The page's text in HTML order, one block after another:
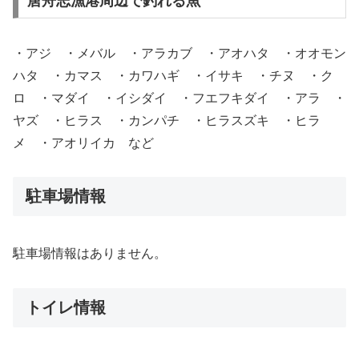
・アジ ・メバル ・アラカブ ・アオハタ ・オオモン
ハタ ・カマス ・カワハギ ・イサキ ・チヌ ・ク
ロ ・マダイ ・イシダイ ・フエフキダイ ・アラ ・
ヤズ ・ヒラス ・カンパチ ・ヒラスズキ ・ヒラ
メ ・アオリイカ など
駐車場情報
駐車場情報はありません。
トイレ情報